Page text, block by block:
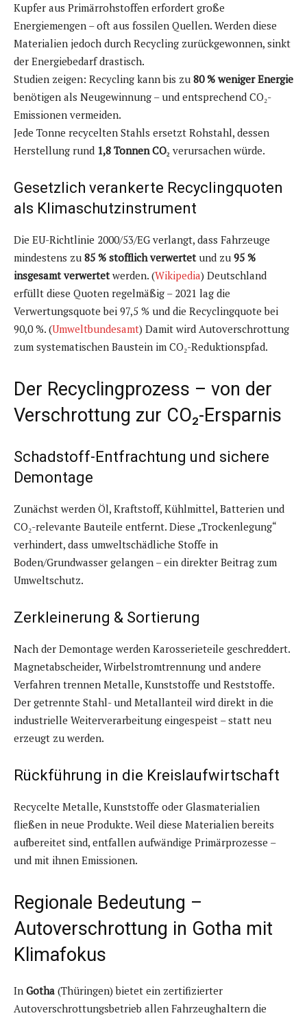
Kupfer aus Primärrohstoffen erfordert große
Energiemengen – oft aus fossilen Quellen. Werden diese
Materialien jedoch durch Recycling zurückgewonnen, sinkt
der Energiebedarf drastisch.
Studien zeigen: Recycling kann bis zu 80 % weniger Energie
benötigen als Neugewinnung – und entsprechend CO₂-
Emissionen vermeiden.
Jede Tonne recycelten Stahls ersetzt Rohstahl, dessen
Herstellung rund 1,8 Tonnen CO₂ verursachen würde.
Gesetzlich verankerte Recyclingquoten
als Klimaschutzinstrument
Die EU-Richtlinie 2000/53/EG verlangt, dass Fahrzeuge
mindestens zu 85 % stofflich verwertetund zu 95 %
insgesamt verwertetwerden. (Wikipedia) Deutschland
erfüllt diese Quoten regelmäßig – 2021 lag die
Verwertungsquote bei 97,5 % und die Recyclingquote bei
90,0 %. (Umweltbundesamt) Damit wird Autoverschrottung
zum systematischen Baustein im CO₂-Reduktionspfad.
Der Recyclingprozess – von der
Verschrottung zur CO₂-Ersparnis
Schadstoff-Entfrachtung und sichere
Demontage
Zunächst werden Öl, Kraftstoff, Kühlmittel, Batterien und
CO₂-relevante Bauteile entfernt. Diese „Trockenlegung“
verhindert, dass umweltschädliche Stoffe in
Boden/Grundwasser gelangen – ein direkter Beitrag zum
Umweltschutz.
Zerkleinerung & Sortierung
Nach der Demontage werden Karosserieteile geschreddert.
Magnetabscheider, Wirbelstromtrennung und andere
Verfahren trennen Metalle, Kunststoffe und Reststoffe.
Der getrennte Stahl- und Metallanteil wird direkt in die
industrielle Weiterverarbeitung eingespeist – statt neu
erzeugt zu werden.
Rückführung in die Kreislaufwirtschaft
Recycelte Metalle, Kunststoffe oder Glasmaterialien
fließen in neue Produkte. Weil diese Materialien bereits
aufbereitet sind, entfallen aufwändige Primärprozesse –
und mit ihnen Emissionen.
Regionale Bedeutung –
Autoverschrottung in Gotha mit
Klimafokus
In Gotha (Thüringen) bietet ein zertifizierter
Autoverschrottungsbetrieb allen Fahrzeughaltern die